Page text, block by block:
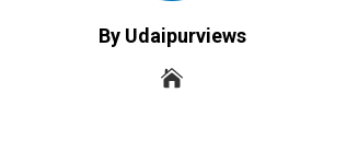
By Udaipurviews